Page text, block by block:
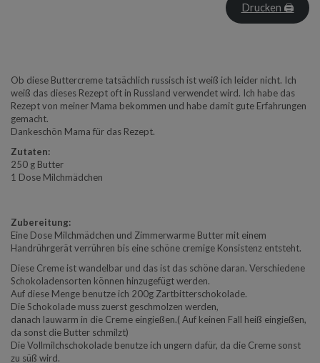
Drucken 🖨
Ob diese Buttercreme tatsächlich russisch ist weiß ich leider nicht. Ich
weiß das dieses Rezept oft in Russland verwendet wird. Ich habe das
Rezept von meiner Mama bekommen und habe damit gute Erfahrungen
gemacht.
Dankeschön Mama für das Rezept.
Zutaten:
250 g Butter
1 Dose Milchmädchen
Zubereitung:
Eine Dose Milchmädchen und Zimmerwarme Butter mit einem
Handrührgerät verrühren bis eine schöne cremige Konsistenz entsteht.
Diese Creme ist wandelbar und das ist das schöne daran. Verschiedene
Schokoladensorten können hinzugefügt werden.
Auf diese Menge benutze ich 200g Zartbitterschokolade.
Die Schokolade muss zuerst geschmolzen werden,
danach lauwarm in die Creme eingießen.( Auf keinen Fall heiß eingießen,
da sonst die Butter schmilzt)
Die Vollmilchschokolade benutze ich ungern dafür, da die Creme sonst
zu süß wird.